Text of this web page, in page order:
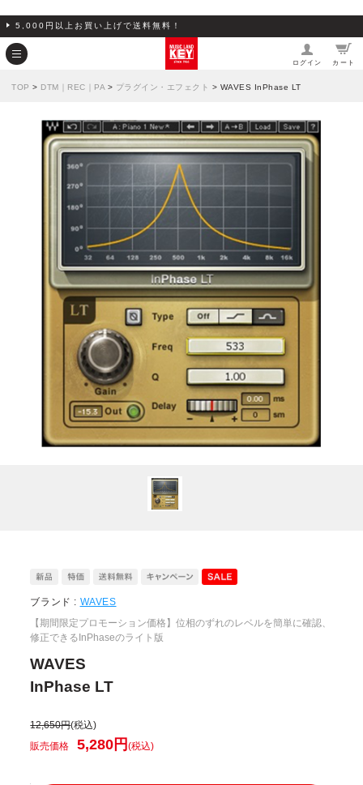
5,000円以上お買い上げで送料無料！
ログイン カート
TOP > DTM｜REC｜PA > プラグイン・エフェクト > WAVES InPhase LT
ブランド : WAVES
【期間限定プロモーション価格】位相のずれのレベルを簡単に確認、
修正できるInPhaseのライト版
WAVES
InPhase LT
12,650円(税込)
販売価格
5,280円(税込)